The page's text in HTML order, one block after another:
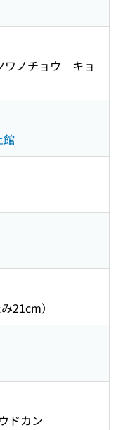
ワノチョウ キョ
館
21cm）
ドカン